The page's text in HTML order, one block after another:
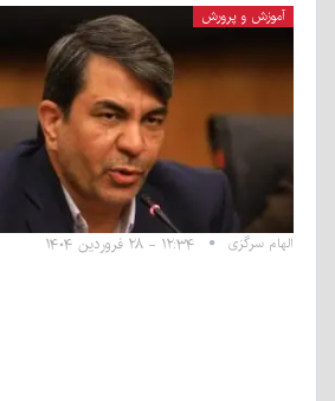
آموزش و پرورش
الهام سرگزی ۱۲:۳۴ - ۲۸ فروردین ۱۴۰۴